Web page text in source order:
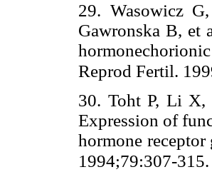
29. Wasowicz
Gawronska B, et
Reprod Fertil.
30. Toht P, Li X,
Expression of
hormone
1994;79:307-315.